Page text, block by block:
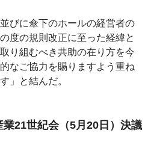
びに傘下のホールの経営者の
度の規則改正に至った経緯と
り組むべき共助の在り方を今
なご協力を賜りますよう重ね
」と結んだ。
業21世紀会（5月20日）決議